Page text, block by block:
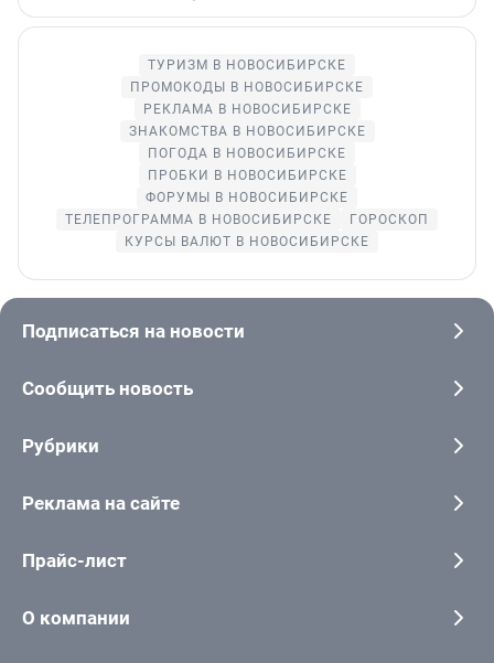
ТУРИЗМ В НОВОСИБИРСКЕ
ПРОМОКОДЫ В НОВОСИБИРСКЕ
РЕКЛАМА В НОВОСИБИРСКЕ
ЗНАКОМСТВА В НОВОСИБИРСКЕ
ПОГОДА В НОВОСИБИРСКЕ
ПРОБКИ В НОВОСИБИРСКЕ
ФОРУМЫ В НОВОСИБИРСКЕ
ТЕЛЕПРОГРАММА В НОВОСИБИРСКЕ
ГОРОСКОП
КУРСЫ ВАЛЮТ В НОВОСИБИРСКЕ
Подписаться на новости
Сообщить новость
Рубрики
Реклама на сайте
Прайс-лист
О компании